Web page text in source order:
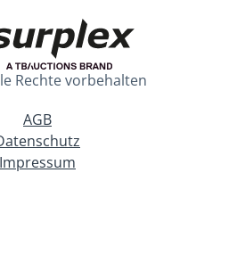
Rechte vorbehalten
AGB
Impressum